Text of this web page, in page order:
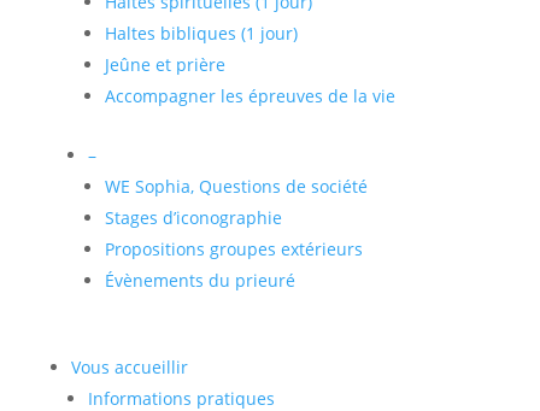
Haltes bibliques (1 jour)
Jeûne et prière
Accompagner les épreuves de la vie
–
WE Sophia, Questions de société
Stages d’iconographie
Propositions groupes extérieurs
Évènements du prieuré
Vous accueillir
Informations pratiques